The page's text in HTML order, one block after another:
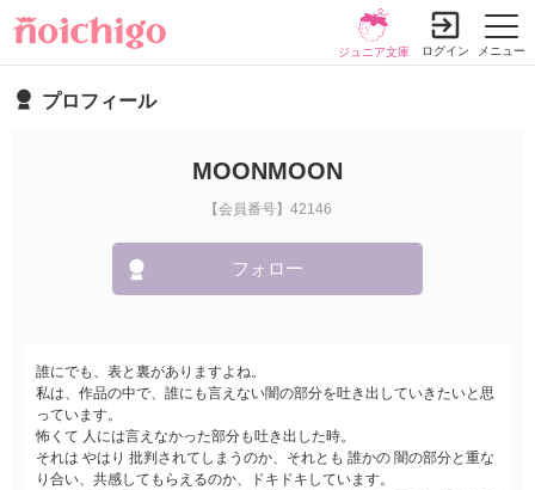
メニュー
ジュニア文庫 ログイン
プロフィール
MOONMOON
【会員番号】42146
フォロー
誰にでも、表と裏がありますよね。
私は、作品の中で、誰にも言えない闇の部分を吐き出していきたいと思
っています。
怖くて 人には言えなかった部分も吐き出した時。
それは やはり 批判されてしまうのか、それとも 誰かの 闇の部分と重な
り合い、共感してもらえるのか、ドキドキしています。